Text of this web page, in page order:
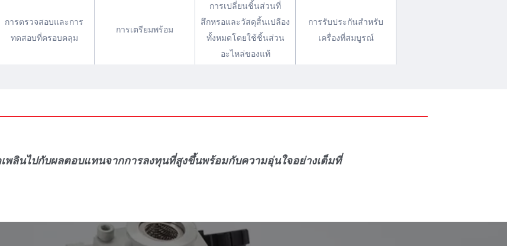
การตรวจสอบและการ
ทดสอบที่ครอบคลุม
การเตรียมพร้อม
การเปลี่ยนชิ้นส่วนที่
สึกหรอและวัสดุสิ้นเปลือง
ทั้งหมดโดยใช้ชิ้นส่วน
อะไหล่ของแท้
การรับประกันสําหรับ
เครื่องที่สมบูรณ์
พลินไปกับผลตอบแทนจากการลงทุนที่สูงขึ้นพร้อมกับความอุ่นใจอย่างเต็มที่